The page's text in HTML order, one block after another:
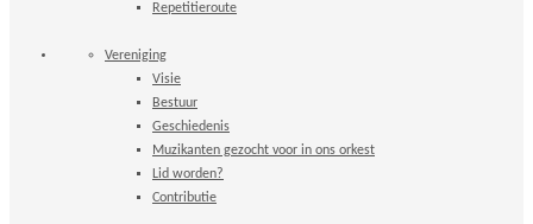
Repetitieroute
Vereniging
Visie
Bestuur
Geschiedenis
Muzikanten gezocht voor in ons orkest
Lid worden?
Contributie